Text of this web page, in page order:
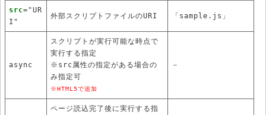
src="UR
I"
外部スクリプトファイルのURI 「sample.js」
async
スクリプトが実行可能な時点で
実行する指定
※src属性の指定がある場合の
み指定可
※HTML5で追加
－
ページ読込完了後に実行する指